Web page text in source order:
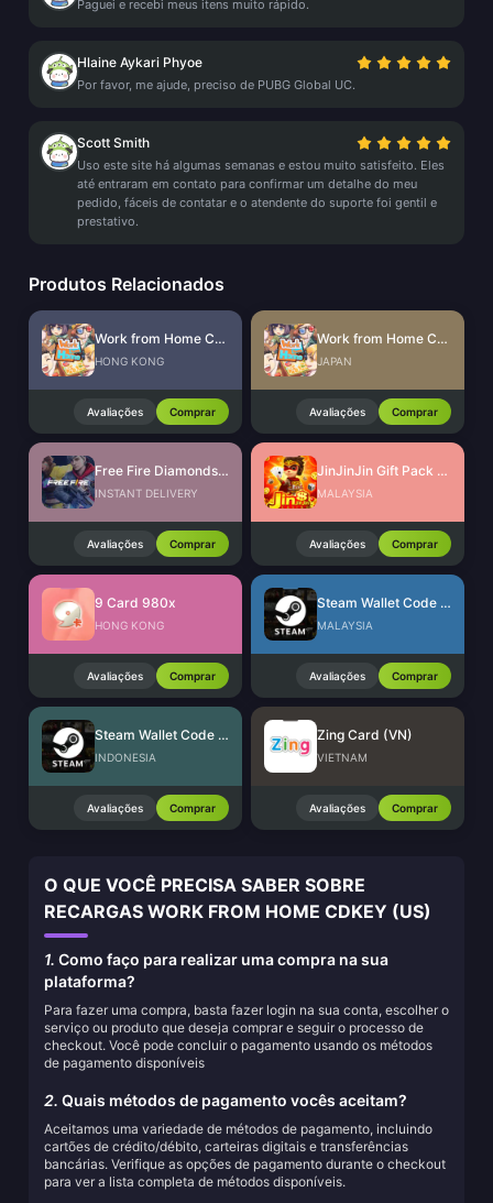
Paguei e recebi meus itens muito rápido.
Hlaine Aykari Phyoe
Por favor, me ajude, preciso de PUBG Global UC.
Scott Smith
Uso este site há algumas semanas e estou muito satisfeito. Eles
até entraram em contato para confirmar um detalhe do meu
pedido, fáceis de contatar e o atendente do suporte foi gentil e
prestativo.
Produtos Relacionados
Work from Home CdKey (HK)
HONG KONG
Avaliações Comprar
Work from Home CdKey (JP)
JAPAN
Avaliações Comprar
Free Fire Diamonds EU + TR
INSTANT DELIVERY
Avaliações Comprar
JinJinJin Gift Pack Redeem Code
MALAYSIA
Avaliações Comprar
9 Card 980x
HONG KONG
Avaliações Comprar
Steam Wallet Code (MYR)
MALAYSIA
Avaliações Comprar
Steam Wallet Code (IDR)
INDONESIA
Avaliações Comprar
Zing Card (VN)
VIETNAM
Avaliações Comprar
O QUE VOCÊ PRECISA SABER SOBRE
RECARGAS WORK FROM HOME CDKEY (US)
1. Como faço para realizar uma compra na sua
plataforma?
Para fazer uma compra, basta fazer login na sua conta, escolher o
serviço ou produto que deseja comprar e seguir o processo de
checkout. Você pode concluir o pagamento usando os métodos
de pagamento disponíveis
2. Quais métodos de pagamento vocês aceitam?
Aceitamos uma variedade de métodos de pagamento, incluindo
cartões de crédito/débito, carteiras digitais e transferências
bancárias. Verifique as opções de pagamento durante o checkout
para ver a lista completa de métodos disponíveis.